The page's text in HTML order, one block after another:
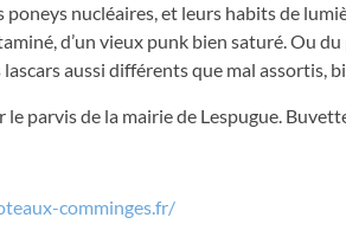
nucléaires, et leurs habits de
d’un vieux punk bien saturé. Ou
lascars aussi différents que mal assortis,
parvis de la mairie de Lespugue.
comminges.fr/